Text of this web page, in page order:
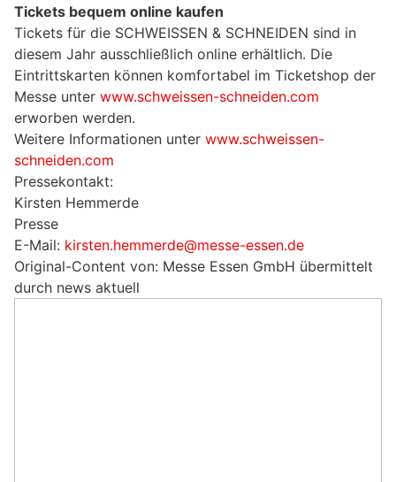
Tickets bequem online kaufen
Tickets für die SCHWEISSEN & SCHNEIDEN sind in
diesem Jahr ausschließlich online erhältlich. Die
Eintrittskarten können komfortabel im Ticketshop der
Messe unter www.schweissen-schneiden.com
erworben werden.
Weitere Informationen unter www.schweissen-
schneiden.com
Pressekontakt:
Kirsten Hemmerde
Presse
E-Mail: kirsten.hemmerde@messe-essen.de
Original-Content von: Messe Essen GmbH übermittelt
durch news aktuell